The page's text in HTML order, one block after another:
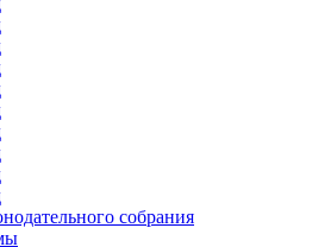
собрания